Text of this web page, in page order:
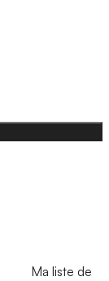
Ma liste de